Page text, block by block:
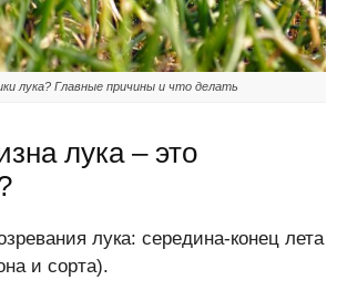
лука? Главные причины и что делать
лука – это
лука: середина-конец лета
и сорта).